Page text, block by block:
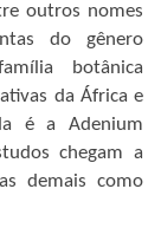
outros nomes
do gênero
botânica
da África e
é a Adenium
chegam a
demais como